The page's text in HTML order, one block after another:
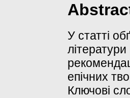
У статті
епічних
Ключові